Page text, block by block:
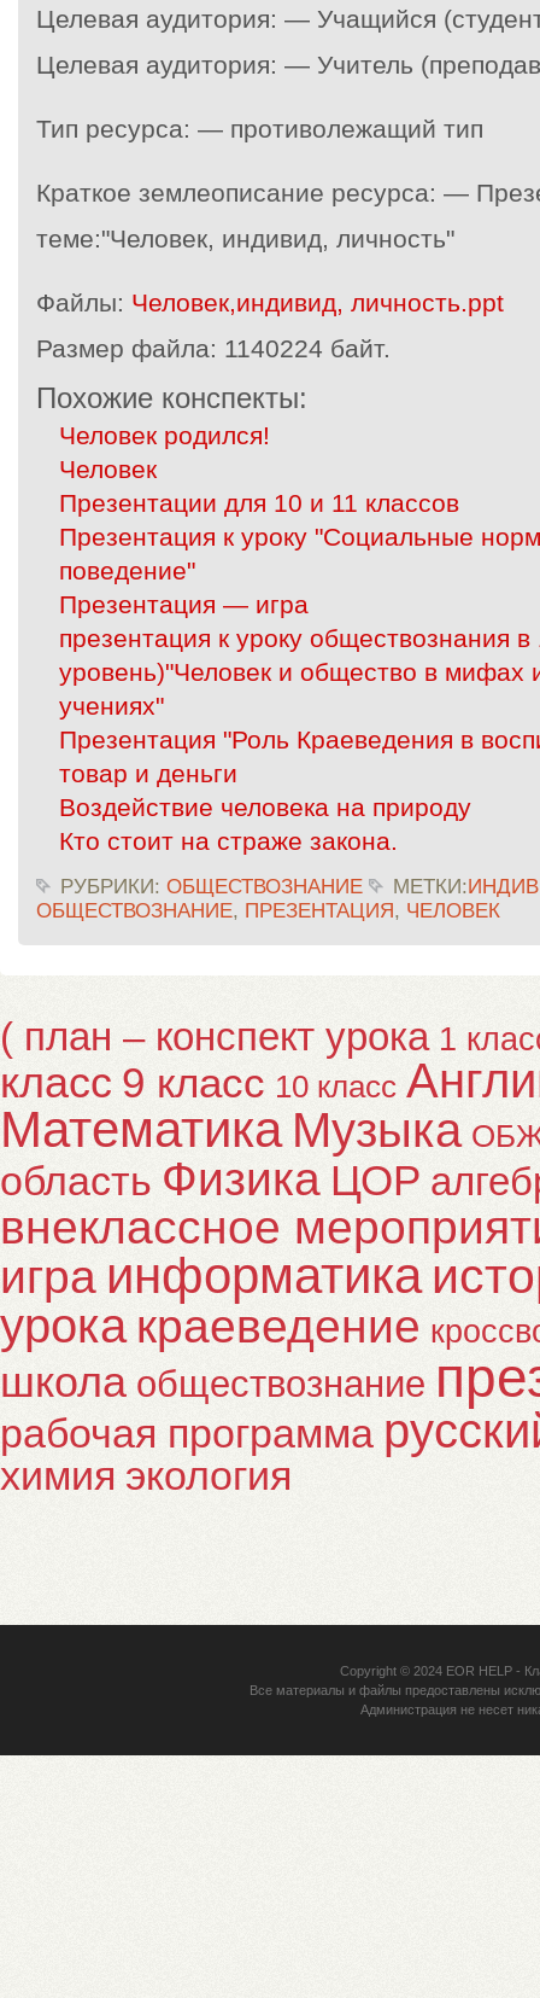
Целевая аудитория: — Учащийся
Целевая аудитория: — Учитель
Тип ресурса: — противолежащий тип
Краткое землеописание ресурса: —
теме:"Человек, индивид, личность"
Файлы: Человек,индивид, личность.ppt
Размер файла: 1140224 байт.
Похожие конспекты:
Человек родился!
Человек
Презентации для 10 и 11 классов
Презентация к уроку "Социальные
поведение"
Презентация — игра
презентация к уроку обществознания
уровень)"Человек и общество в мифах
учениях"
Презентация "Роль Краеведения в
товар и деньги
Воздействие человека на природу
Кто стоит на страже закона.
РУБРИКИ: ОБЩЕСТВОЗНАНИЕ МЕТКИ:
ОБЩЕСТВОЗНАНИЕ, ПРЕЗЕНТАЦИЯ, ЧЕЛОВЕК
( план – конспект урока 1
класс 9 класс 10 класс
Математика Музыка
область Физика ЦОР
внеклассное
игра информатика
урока краеведение
школа обществознание
рабочая программа
химия экология
Copyright © 2024 EOR HELP-
Все материалы и файлы предоставлены
Администрация не несет